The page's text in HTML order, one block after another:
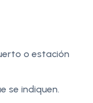
o estación
se indiquen.